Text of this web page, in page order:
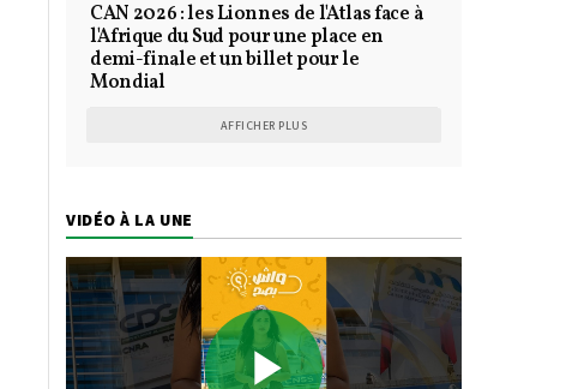
CAN 2026 : les Lionnes de l'Atlas face à
l'Afrique du Sud pour une place en
demi-finale et un billet pour le
Mondial
AFFICHER PLUS
VIDÉO À LA UNE